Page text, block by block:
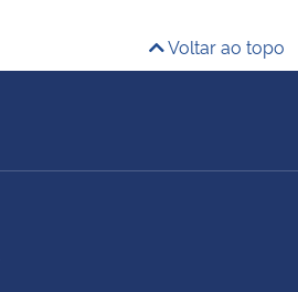
Voltar ao topo